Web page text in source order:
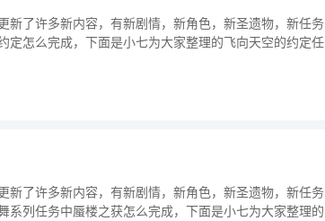
新了许多新内容，有新剧情，新角色，新圣遗物，新任务
定怎么完成，下面是小七为大家整理的飞向天空的约定任
新了许多新内容，有新剧情，新角色，新圣遗物，新任务
系列任务中蜃楼之获怎么完成，下面是小七为大家整理的